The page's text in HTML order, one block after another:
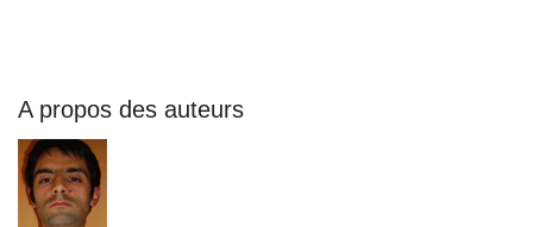
A propos des auteurs